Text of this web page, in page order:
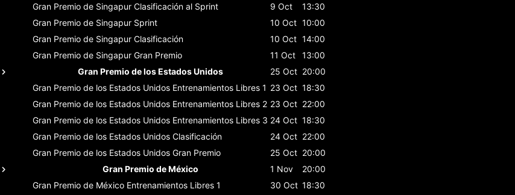
Gran Premio de Singapur Clasificación al Sprint 9 Oct
13:30
Gran Premio de Singapur Sprint 10 Oct 10:00
Gran Premio de Singapur Clasificación 10 Oct 14:00
Gran Premio de Singapur Gran Premio 11 Oct
13:00
Gran Premio de los Estados Unidos
25 Oct 20:00
Gran Premio de los Estados Unidos Entrenamientos Libres 1 23 Oct 18:30
Gran Premio de los Estados Unidos Entrenamientos Libres 2 23 Oct 22:00
Gran Premio de los Estados Unidos Entrenamientos Libres 3 24 Oct 18:30
Gran Premio de los Estados Unidos Clasificación 24 Oct 22:00
Gran Premio de los Estados Unidos Gran Premio 25 Oct 20:00
Gran Premio de México
1 Nov
20:00
Gran Premio de México Entrenamientos Libres 1 30 Oct 18:30